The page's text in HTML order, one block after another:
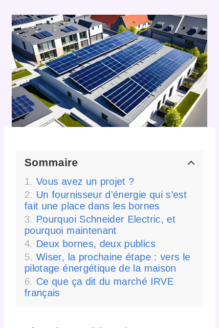
Sommaire
Vous avez un projet ?
Un fournisseur d’énergie qui s’est
fait une place dans les bornes
Pourquoi Schneider Electric, et
pourquoi maintenant
Deux bornes, deux publics
Wiser, la prochaine étape : vers le
pilotage énergétique de la maison
Ce que ça dit du marché IRVE
français